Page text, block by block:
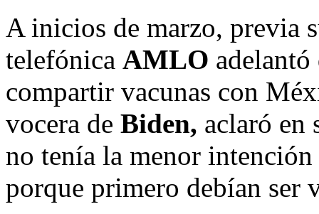
A inicios de marzo, previa
telefónica AMLO
compartir vacunas con
vocera de Biden, aclaró en
no tenía la menor
porque primero debían ser